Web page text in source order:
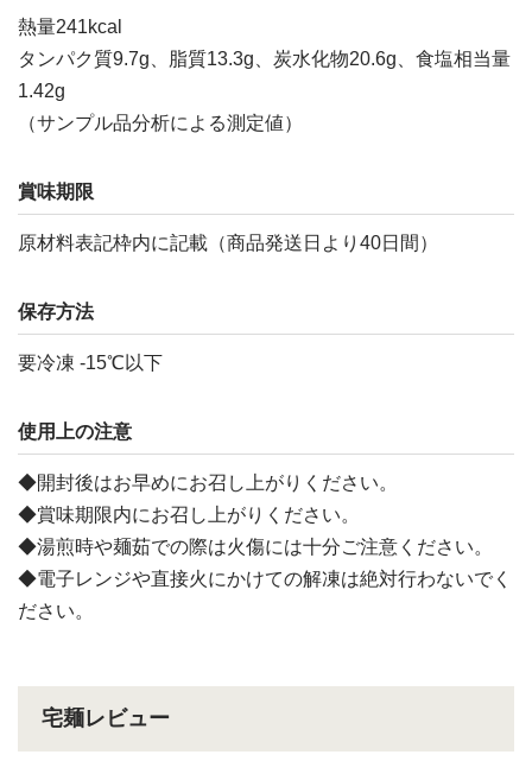
熱量241kcal
タンパク質9.7g、脂質13.3g、炭水化物20.6g、食塩相当量
1.42g
（サンプル品分析による測定値）
賞味期限
原材料表記枠内に記載（商品発送日より40日間）
保存方法
要冷凍 -15℃以下
使用上の注意
◆開封後はお早めにお召し上がりください。
◆賞味期限内にお召し上がりください。
◆湯煎時や麺茹での際は火傷には十分ご注意ください。
◆電子レンジや直接火にかけての解凍は絶対行わないでく
ださい。
宅麺レビュー